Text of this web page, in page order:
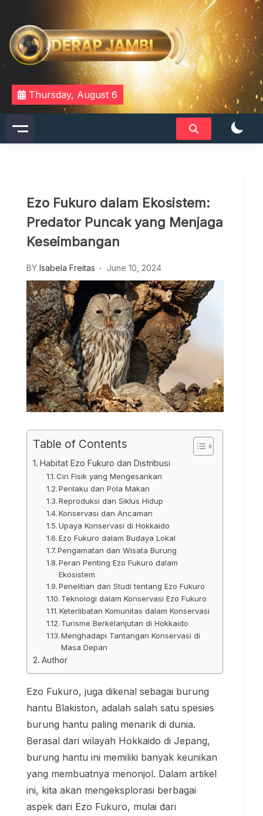
content
DERAPJAMBI
Thursday, August 6
Ezo Fukuro dalam Ekosistem:
Predator Puncak yang Menjaga
Keseimbangan
BY Isabela Freitas June 10, 2024
Table of Contents
Habitat Ezo Fukuro dan Distribusi
Ciri Fisik yang Mengesankan
Perilaku dan Pola Makan
Reproduksi dan Siklus Hidup
Konservasi dan Ancaman
Upaya Konservasi di Hokkaido
Ezo Fukuro dalam Budaya Lokal
Pengamatan dan Wisata Burung
Peran Penting Ezo Fukuro dalam
Ekosistem
Penelitian dan Studi tentang Ezo Fukuro
Teknologi dalam Konservasi Ezo Fukuro
Keterlibatan Komunitas dalam Konservasi
Turisme Berkelanjutan di Hokkaido
Menghadapi Tantangan Konservasi di
Masa Depan
Author
Ezo Fukuro, juga dikenal sebagai burung
hantu Blakiston, adalah salah satu spesies
burung hantu paling menarik di dunia.
Berasal dari wilayah Hokkaido di Jepang,
burung hantu ini memiliki banyak keunikan
yang membuatnya menonjol. Dalam artikel
ini, kita akan mengeksplorasi berbagai
aspek dari Ezo Fukuro, mulai dari